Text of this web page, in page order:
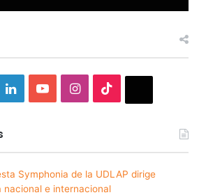
LinkedInYouTubeInstagram
Symphonia de la UDLAP dirige
nacional e internacional